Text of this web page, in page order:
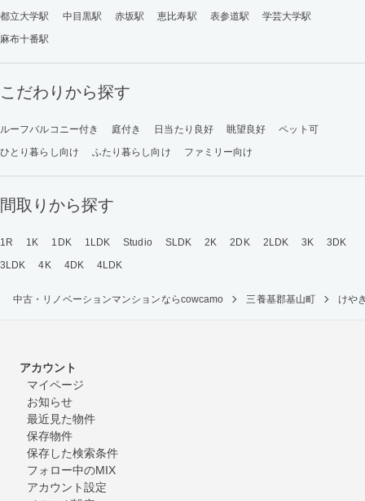
都立大学駅
中目黒駅 赤坂駅 恵比寿駅 表参道駅
学芸大学駅
麻布十番駅
こだわりから探す
ルーフバルコニー付き 庭付き 日当たり良好 眺望良好
ペット可
ひとり暮らし向け
ふたり暮らし向け ファミリー向け
間取りから探す
1R 1K 1DK 1LDK Studio SLDK 2K 2DK 2LDK 3K
3DK
3LDK
4K 4DK 4LDK
中古・リノベーションマンションならcowcamo 三養基郡基山町 けや
アカウント
マイページ
お知らせ
最近見た物件
保存物件
保存した検索条件
フォロー中のMIX
アカウント設定